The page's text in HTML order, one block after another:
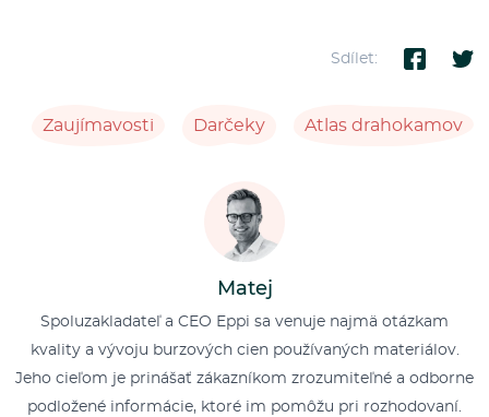
Sdílet:
Zaujímavosti Darčeky Atlas drahokamov
Matej
Spoluzakladateľ a CEO Eppi sa venuje najmä otázkam
kvality a vývoju burzových cien používaných materiálov.
Jeho cieľom je prinášať zákazníkom zrozumiteľné a odborne
podložené informácie, ktoré im pomôžu pri rozhodovaní.